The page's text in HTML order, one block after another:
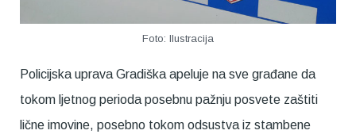
Foto: Ilustracija
Policijska uprava Gradiška apeluje na sve građane da
tokom ljetnog perioda posebnu pažnju posvete zaštiti
lične imovine, posebno tokom odsustva iz stambene